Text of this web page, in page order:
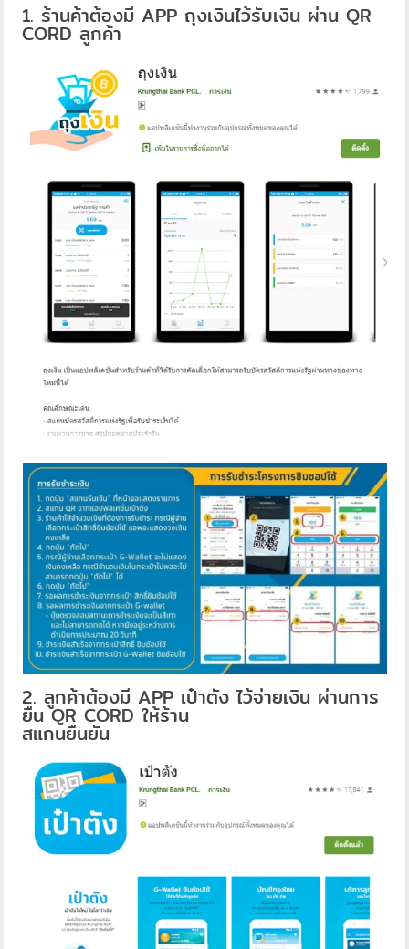
1. ร้านค้าต้องมี APP ถุงเงินไว้รับเงิน ผ่าน QR
CORD ลูกค้า
2. ลูกค้าต้องมี APP เป๋าตัง ไว้จ่ายเงิน ผ่านการ
ยืน QR CORD ให้ร้าน
สแกนยืนยัน